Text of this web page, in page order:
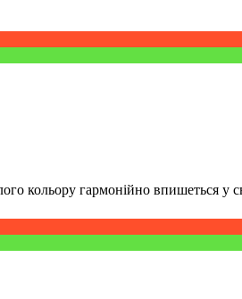
кольору гармонійно впишеться у